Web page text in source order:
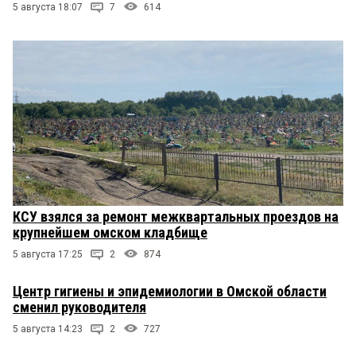
5 августа 18:07 7 614
КСУ взялся за ремонт межквартальных проездов на
крупнейшем омском кладбище
5 августа 17:25 2 874
Центр гигиены и эпидемиологии в Омской области
сменил руководителя
5 августа 14:23 2 727